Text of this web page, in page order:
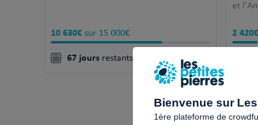
10 630€ sur 15 000€
67 jours restants ! +
et
2 420€
Bienvenue sur
1ère plateforme de